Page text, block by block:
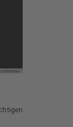
contributors